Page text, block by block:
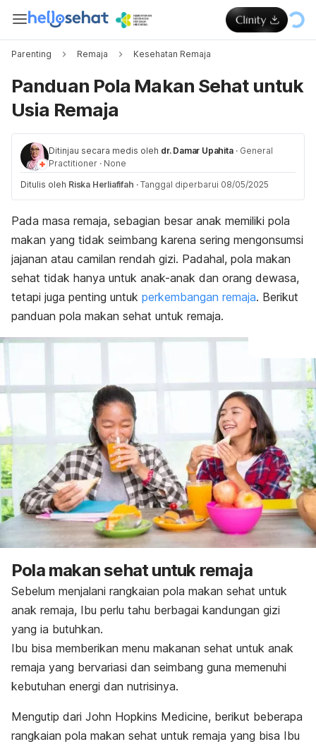
Parenting Remaja Kesehatan Remaja
Panduan Pola Makan Sehat untuk
Usia Remaja
Ditinjau secara medis oleh dr. Damar Upahita · General
Practitioner · None
Ditulis oleh Riska Herliafifah · Tanggal diperbarui 08/05/2025
Pada masa remaja, sebagian besar anak memiliki pola
makan yang tidak seimbang karena sering mengonsumsi
jajanan atau camilan rendah gizi. Padahal, pola makan
sehat tidak hanya untuk anak-anak dan orang dewasa,
tetapi juga penting untuk perkembangan remaja. Berikut
panduan pola makan sehat untuk remaja.
Pola makan sehat untuk remaja
Sebelum menjalani rangkaian pola makan sehat untuk
anak remaja, Ibu perlu tahu berbagai kandungan gizi
yang ia butuhkan.
Ibu bisa memberikan menu makanan sehat untuk anak
remaja yang bervariasi dan seimbang guna memenuhi
kebutuhan energi dan nutrisinya.
Mengutip dari John Hopkins Medicine, berikut beberapa
rangkaian pola makan sehat untuk remaja yang bisa Ibu